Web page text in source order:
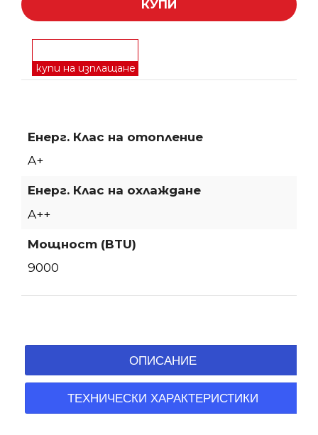
КУПИ
купи на изплащане
Енерг. Клас на отопление
A+
Енерг. Клас на охлаждане
A++
Мощност (BTU)
9000
ОПИСАНИЕ
ТЕХНИЧЕСКИ ХАРАКТЕРИСТИКИ